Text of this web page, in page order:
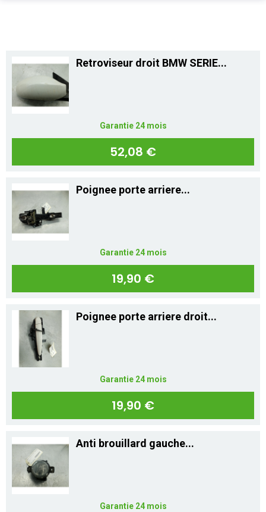
0,00 €
ENLÈVEMENT EPAVE
ALLO CASSE AUTO
CONTACT
Mon compte
Appelez-nous
Retroviseur droit BMW SERIE...
Garantie 24 mois
52,08 €
Poignee porte arriere...
Garantie 24 mois
19,90 €
Poignee porte arriere droit...
Garantie 24 mois
19,90 €
Anti brouillard gauche...
Garantie 24 mois